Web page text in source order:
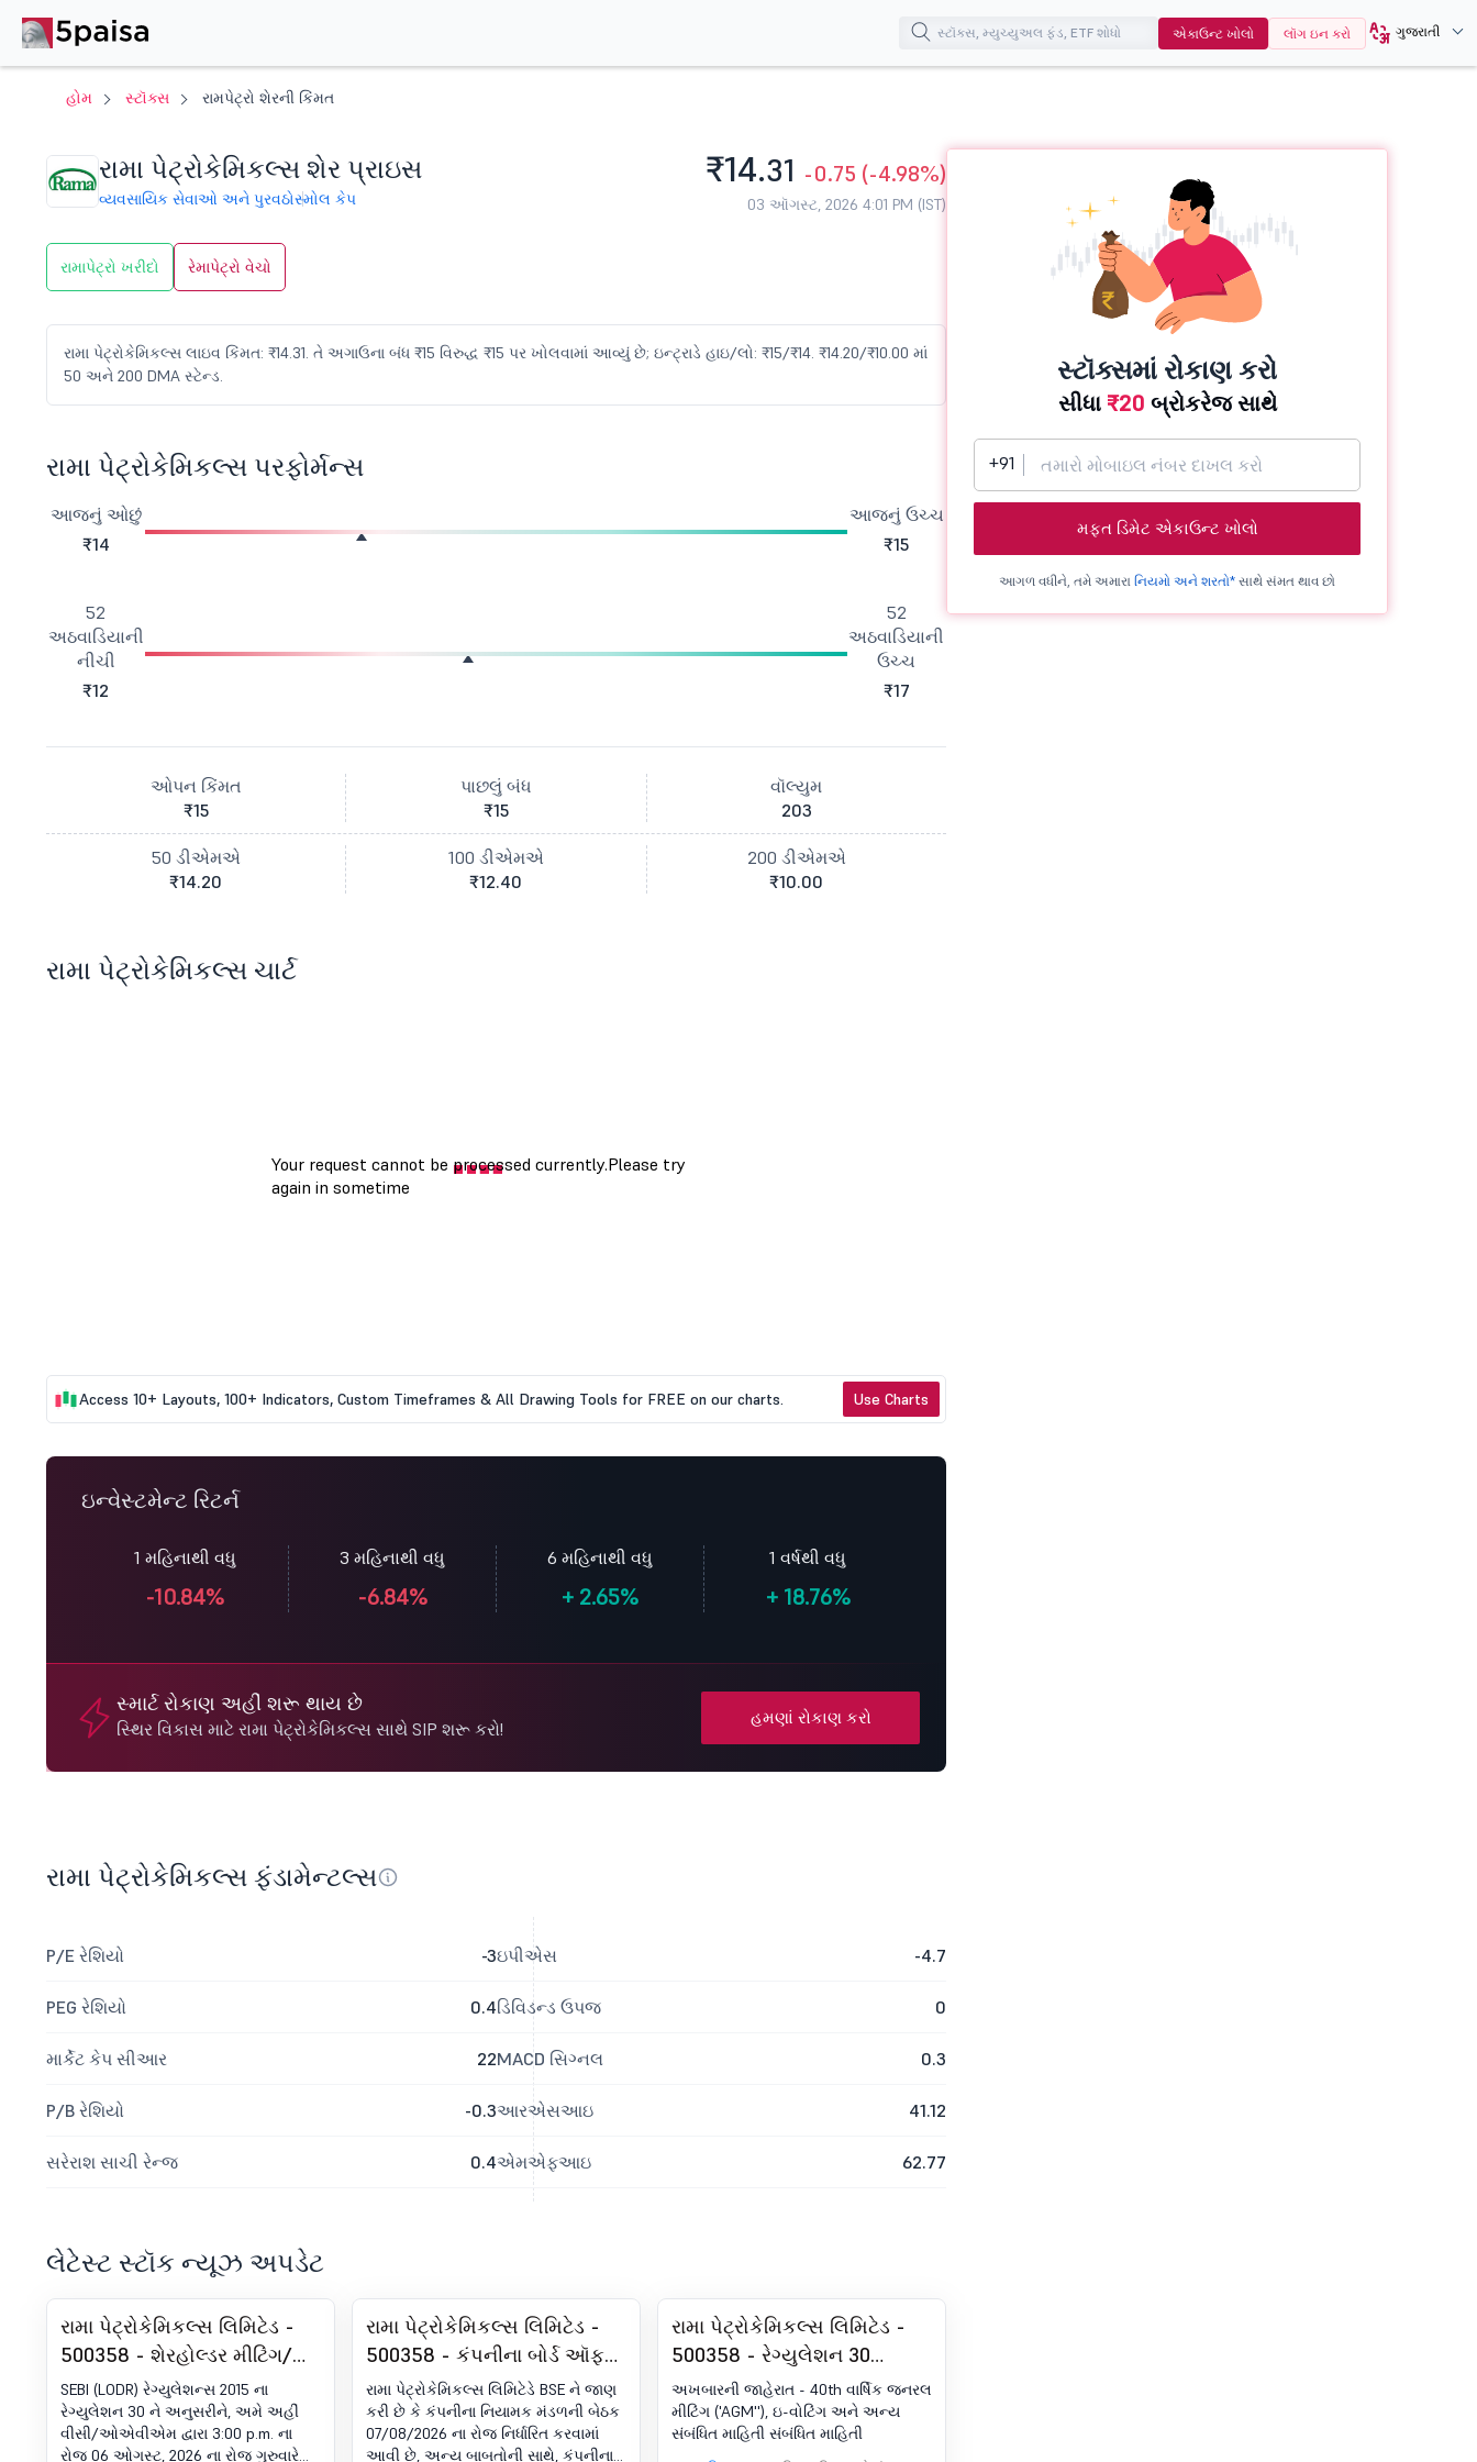
એકાઉન્ટ ખોલો લૉગ ઇન કરો ગુજરાતી
હોમ સ્ટૉક્સ રામપેટ્રો શેરની કિંમત
રામા પેટ્રોકેમિકલ્સ શેર પ્રાઇસ
વ્યવસાયિક સેવાઓ અને પુરવઠોસ્મોલ કેપ
₹14.31 -0.75 (-4.98%)
03 ઑગસ્ટ, 2026 4:01 PM (IST)
રામાપેટ્રો ખરીદો રેમાપેટ્રો વેચો
રામા પેટ્રોકેમિકલ્સ લાઇવ કિંમત: ₹14.31. તે અગાઉના બંધ ₹15 વિરુદ્ધ ₹15 પર ખોલવામાં આવ્યું છે; ઇન્ટ્રાડે હાઇ/લો: ₹15/₹14. ₹14.20/₹10.00 માં
50 અને 200 DMA સ્ટેન્ડ.
રામા પેટ્રોકેમિકલ્સ પરફોર્મન્સ
આજનું ઓછું
₹14
આજનું ઉચ્ચ
₹15
52
અઠવાડિયાની
નીચી
₹12
52
અઠવાડિયાની
ઉચ્ચ
₹17
ઓપન કિંમત
₹15
પાછલું બંધ
₹15
વૉલ્યુમ
203
50 ડીએમએ
₹14.20
100 ડીએમએ
₹12.40
200 ડીએમએ
₹10.00
રામા પેટ્રોકેમિકલ્સ ચાર્ટ
Access 10+ Layouts, 100+ Indicators, Custom Timeframes & All Drawing Tools for FREE on our charts. Use Charts
ઇન્વેસ્ટમેન્ટ રિટર્ન
1 મહિનાથી વધુ
-10.84%
3 મહિનાથી વધુ
-6.84%
6 મહિનાથી વધુ
+ 2.65%
1 વર્ષથી વધુ
+18.76%
સ્માર્ટ રોકાણ અહીં શરૂ થાય છે
સ્થિર વિકાસ માટે રામા પેટ્રોકેમિકલ્સ સાથે SIP શરૂ કરો!
હમણાં રોકાણ કરો
રામા પેટ્રોકેમિકલ્સ ફંડામેન્ટલ્સ
P/E રેશિયો -3
PEG રેશિયો 0.4
માર્કેટ કેપ સીઆર 22
P/B રેશિયો -0.3
સરેરાશ સાચી રેન્જ 0.4
ઇપીએસ -4.7
ડિવિડન્ડ ઉપજ 0
MACD સિગ્નલ 0.3
આરએસઆઇ 41.12
એમએફઆઇ 62.77
લેટેસ્ટ સ્ટૉક ન્યૂઝ અપડેટ
રામા પેટ્રોકેમિકલ્સ લિમિટેડ -
500358 - શેરહોલ્ડર મીટિંગ/
પોસ્ટલ બૅલટ-AGM નું પરિણામ
SEBI (LODR) રેગ્યુલેશન્સ 2015 ના
રેગ્યુલેશન 30 ને અનુસરીને, અમે અહીં
વીસી/ઓએવીએમ દ્વારા 3:00 p.m. ના
રોજ 06 ઓગસ્ટ, 2026 ના રોજ ગુરુવારે
રામા પેટ્રોકેમિકલ્સ લિમિટેડ -
500358 - કંપનીના બોર્ડ ઑફ
ડિરેક્ટર્સ માટે બોર્ડ મીટિંગની
સૂચના શુક્રવાર, 7 ઓગસ્ટ,
2026 ના રોજ મળશે, અન્ય
રામા પેટ્રોકેમિકલ્સ લિમિટેડે BSE ને જાણ
કરી છે કે કંપનીના નિયામક મંડળની બેઠક
07/08/2026 ના રોજ નિર્ધારિત કરવામાં
આવી છે, અન્ય બાબતોની સાથે, કંપનીના
રામા પેટ્રોકેમિકલ્સ લિમિટેડ -
500358 - રેગ્યુલેશન 30
(LODR) હેઠળ જાહેરાત -
ન્યૂઝપેપર પબ્લિકેશન
અખબારની જાહેરાત - 40th વાર્ષિક જનરલ
મીટિંગ ('AGM''), ઇ-વોટિંગ અને અન્ય
સંબંધિત માહિતી સંબંધિત માહિતી
સ્ટૉક્સમાં રોકાણ કરો
સીધા ₹20 બ્રોકરેજ સાથે
+91
મફત ડિમેટ એકાઉન્ટ ખોલો
આગળ વધીને, તમે અમારા નિયમો અને શરતો* સાથે સંમત થાવ છો